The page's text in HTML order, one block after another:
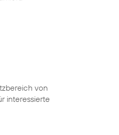
von
interessierte